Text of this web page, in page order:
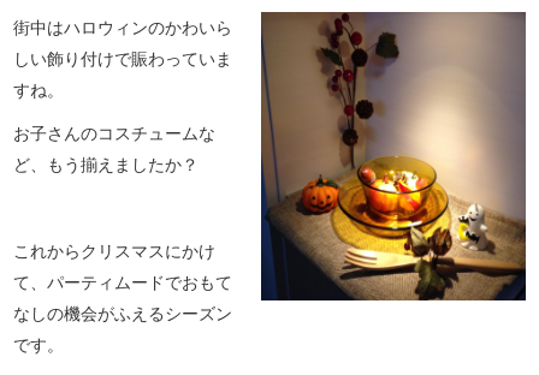
街中はハロウィンのかわいら
しい飾り付けで賑わっていま
すね。
お子さんのコスチュームな
ど、もう揃えましたか？
これからクリスマスにかけ
て、パーティムードでおもて
なしの機会がふえるシーズン
です。